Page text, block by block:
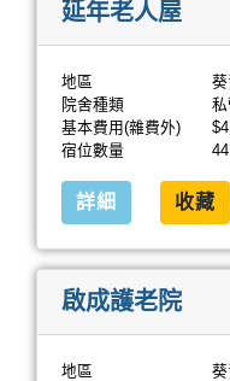
延年老人屋
地區
院舍種類
基本費用(雜費外)
宿位數量
44
詳細 收藏
啟成護老院
地區